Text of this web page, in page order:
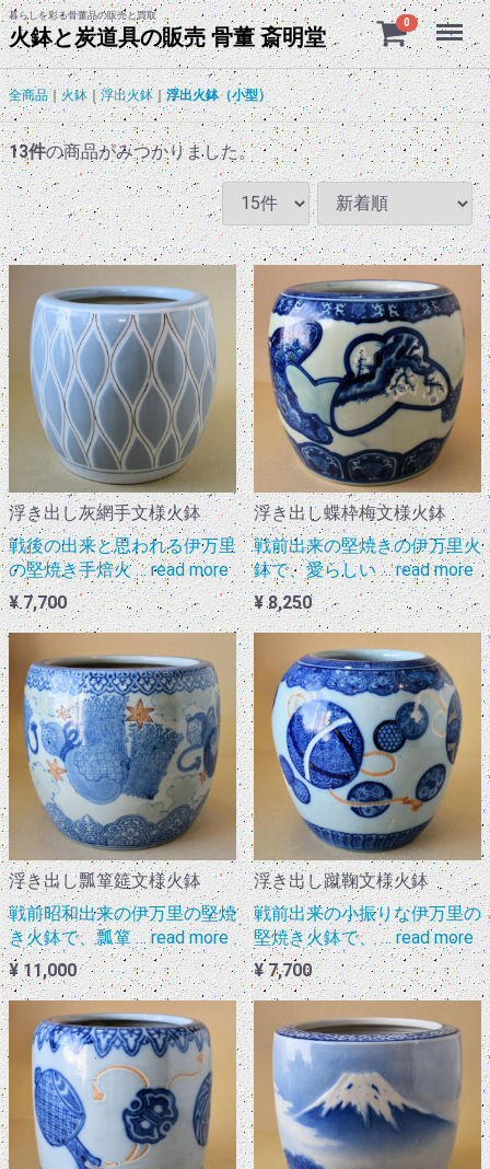
暮らしを彩る骨董品の販売と買取
火鉢と炭道具の販売 骨董 斎明堂
0 Menu
全商品 火鉢 浮出火鉢 浮出火鉢（小型）
13件の商品がみつかりました。
浮き出し灰網手文様火鉢
戦後の出来と思われる伊万里
の堅焼き手焙火 … read more
¥ 7,700
浮き出し蝶枠梅文様火鉢
戦前出来の堅焼きの伊万里火
鉢で、愛らしい … read more
¥ 8,250
浮き出し瓢箪筵文様火鉢
戦前昭和出来の伊万里の堅焼
き火鉢で、瓢箪 … read more
¥ 11,000
浮き出し蹴鞠文様火鉢
戦前出来の小振りな伊万里の
堅焼き火鉢で、 … read more
¥ 7,700